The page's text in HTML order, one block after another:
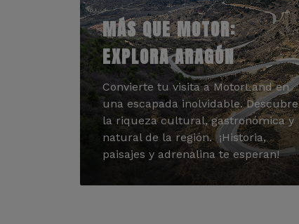
MÁS QUE MOTOR:
EXPLORA ARAGÓN
Convierte tu visita a MotorLand en
una escapada inolvidable. Descubre
la riqueza cultural, gastronómica y
natural de la región. ¡Historia,
paisajes y adrenalina te esperan!